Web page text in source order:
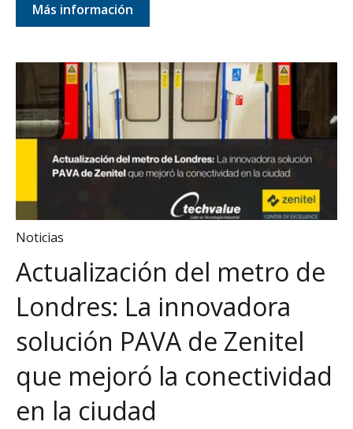
Más información
Noticias
Actualización del metro de
Londres: La innovadora
solución PAVA de Zenitel
que mejoró la conectividad
en la ciudad